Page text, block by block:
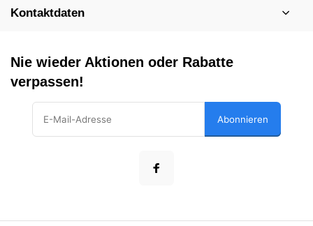
Kontaktdaten
Nie wieder Aktionen oder Rabatte
verpassen!
Abonnieren